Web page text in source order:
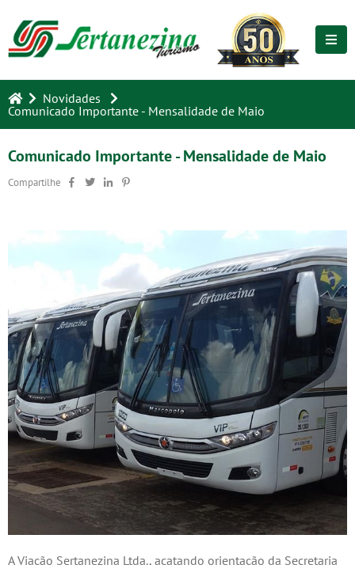
Novidades
Comunicado Importante - Mensalidade de Maio
Comunicado Importante - Mensalidade de Maio
Compartilhe
A Viação Sertanezina Ltda., acatando orientação da Secretaria